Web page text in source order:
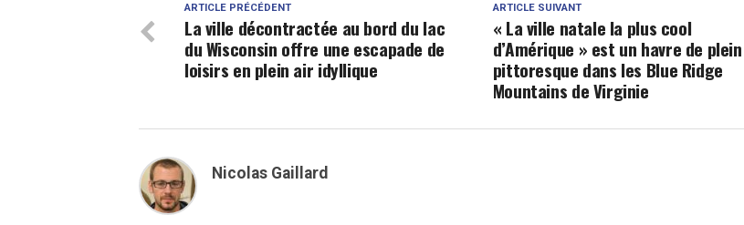
ARTICLE SUIVANT
« La ville natale la plus cool
d’Amérique » est un havre de
pittoresque dans les Blue Ridge
Mountains de Virginie
ARTICLE PRÉCÉDENT
La ville décontractée au bord du lac
du Wisconsin offre une escapade de
loisirs en plein air idyllique
Nicolas Gaillard